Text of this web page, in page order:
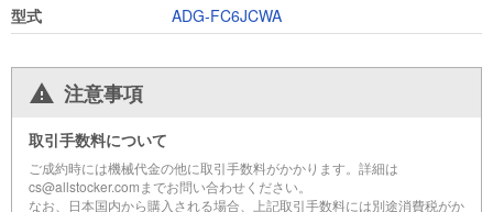
型式
ADG-FC6JCWA
注意事項
取引手数料について
ご成約時には機械代金の他に取引手数料がかかります。詳細は
cs@allstocker.comまでお問い合わせください。
なお、日本国内から購入される場合、上記取引手数料には別途消費税がか